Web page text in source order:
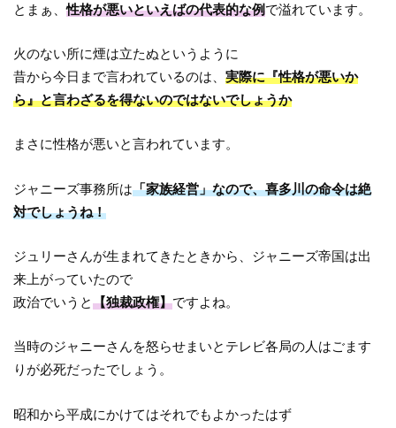
とまぁ、性格が悪いといえばの代表的な例で溢れています。
火のない所に煙は立たぬというように
昔から今日まで言われているのは、実際に『性格が悪いか
ら』と言わざるを得ないのではないでしょうか
まさに性格が悪いと言われています。
ジャニーズ事務所は「家族経営」なので、喜多川の命令は絶
対でしょうね！
ジュリーさんが生まれてきたときから、ジャニーズ帝国は出
来上がっていたので
政治でいうと【独裁政権】ですよね。
当時のジャニーさんを怒らせまいとテレビ各局の人はごます
りが必死だったでしょう。
昭和から平成にかけてはそれでもよかったはず